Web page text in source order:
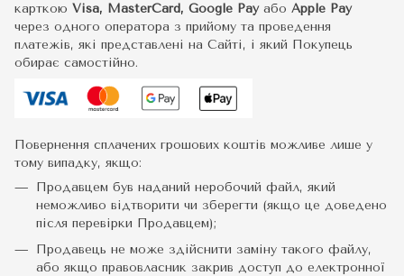
карткою Visa, MasterCard, Google Pay або Apple Pay
через одного оператора з прийому та проведення
платежів, які представлені на Сайті, і який Покупець
обирає самостійно.
Повернення сплачених грошових коштів можливе лише у
тому випадку, якщо:
Продавцем був наданий неробочий файл, який
неможливо відтворити чи зберегти (якщо це доведено
після перевірки Продавцем);
Продавець не може здійснити заміну такого файлу,
або якщо правовласник закрив доступ до електронної